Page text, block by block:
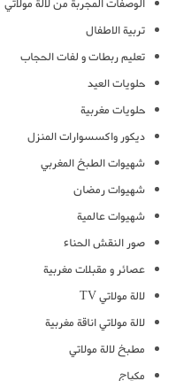
الوصفات المجربة من لالة مولاتي
تربية الاطفال
تعليم ربطات و لفات الحجاب
حلويات العيد
حلويات مغربية
ديكور واكسسوارات المنزل
شهيوات الطبخ المغربي
شهيوات رمضان
شهيوات عالمية
صور النقش الحناء
عصائر و مقبلات مغربية
لالة مولاتي TV
لالة مولاتي اناقة مغربية
مطبخ لالة مولاتي
مكياج